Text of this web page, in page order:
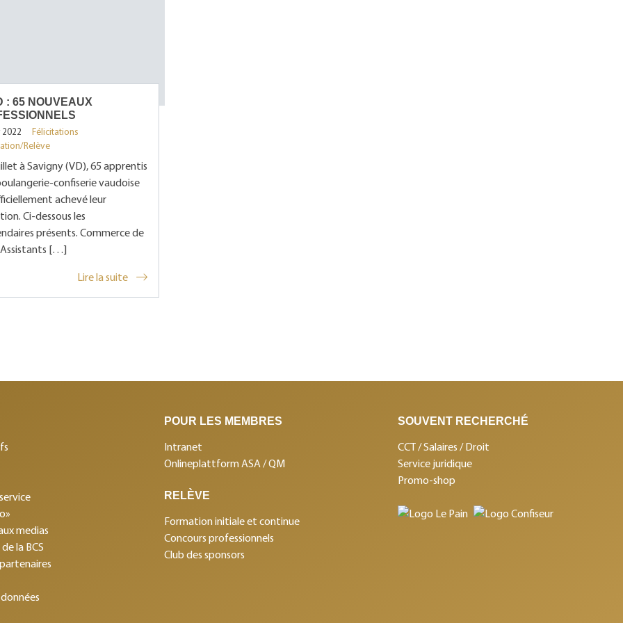
: 65 NOUVEAUX
2022
Félicitations
Relève
à Savigny (VD), 65 apprentis
confiserie vaudoise
achevé leur
Ci-dessous les
présents. Commerce de
[…]
Lire la suite
medias
la BCS
POUR LES MEMBRES
Intranet
Onlineplattform ASA / QM
RELÈVE
Formation initiale et continue
Concours professionnels
Club des sponsors
SOUVENT RECHERCHÉ
CCT / Salaires / Droit
Service juridique
Promo-shop